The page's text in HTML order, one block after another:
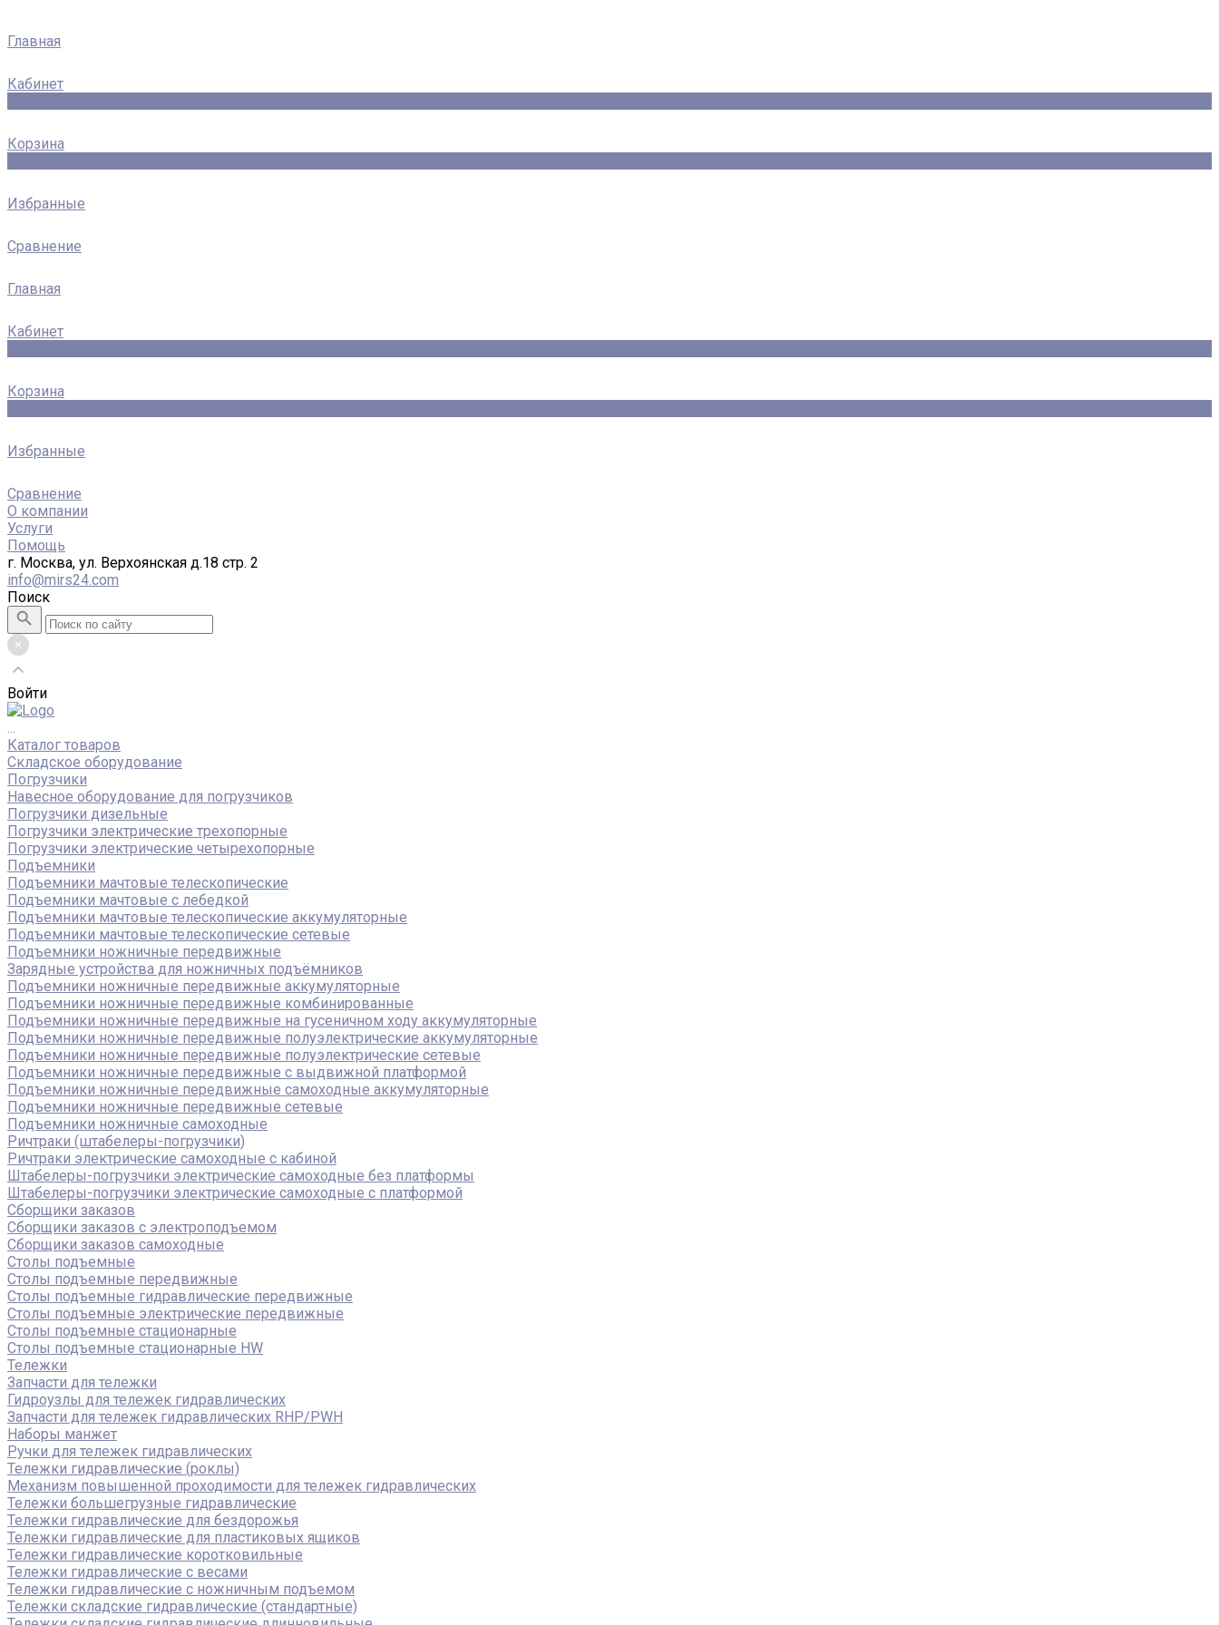
Главная
Кабинет
Корзина
Избранные
Сравнение
Главная
Кабинет
Корзина
Избранные
Сравнение
О компании
Услуги
Помощь
г. Москва, ул. Верхоянская д.18 стр. 2
info@mirs24.com
Поиск
Войти
...
Каталог товаров
Складское оборудование
Погрузчики
Навесное оборудование для погрузчиков
Погрузчики дизельные
Погрузчики электрические трехопорные
Погрузчики электрические четырехопорные
Подъемники
Подъемники мачтовые телескопические
Подъемники мачтовые с лебедкой
Подъемники мачтовые телескопические аккумуляторные
Подъемники мачтовые телескопические сетевые
Подъемники ножничные передвижные
Зарядные устройства для ножничных подъёмников
Подъемники ножничные передвижные аккумуляторные
Подъемники ножничные передвижные комбинированные
Подъемники ножничные передвижные на гусеничном ходу аккумуляторные
Подъемники ножничные передвижные полуэлектрические аккумуляторные
Подъемники ножничные передвижные полуэлектрические сетевые
Подъемники ножничные передвижные с выдвижной платформой
Подъемники ножничные передвижные самоходные аккумуляторные
Подъемники ножничные передвижные сетевые
Подъемники ножничные самоходные
Ричтраки (штабелеры-погрузчики)
Ричтраки электрические самоходные с кабиной
Штабелеры-погрузчики электрические самоходные без платформы
Штабелеры-погрузчики электрические самоходные с платформой
Сборщики заказов
Сборщики заказов с электроподъемом
Сборщики заказов самоходные
Столы подъемные
Столы подъемные передвижные
Столы подъемные гидравлические передвижные
Столы подъемные электрические передвижные
Столы подъемные стационарные
Столы подъемные стационарные HW
Тележки
Запчасти для тележки
Гидроузлы для тележек гидравлических
Запчасти для тележек гидравлических RHP/PWH
Наборы манжет
Ручки для тележек гидравлических
Тележки гидравлические (роклы)
Механизм повышенной проходимости для тележек гидравлических
Тележки большегрузные гидравлические
Тележки гидравлические для бездорожья
Тележки гидравлические для пластиковых ящиков
Тележки гидравлические коротковильные
Тележки гидравлические с весами
Тележки гидравлические с ножничным подъемом
Тележки складские гидравлические (стандартные)